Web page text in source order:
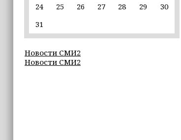
сутки
20:09
19:37
24
25 26 27 28 29
30
31
Новости СМИ2
Новости СМИ2